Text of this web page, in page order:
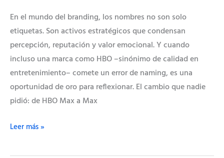
En el mundo del branding, los nombres no son solo
etiquetas. Son activos estratégicos que condensan
percepción, reputación y valor emocional. Y cuando
incluso una marca como HBO –sinónimo de calidad en
entretenimiento– comete un error de naming, es una
oportunidad de oro para reflexionar. El cambio que nadie
pidió: de HBO Max a Max
Leer más »